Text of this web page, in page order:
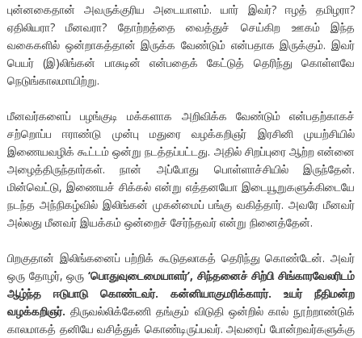
புன்னகைதான் அவருக்குரிய அடையாளம். யார் இவர்? ஈழத் தமிழரா?
ஏதிலியரா? மீனவரா? தோற்றத்தை வைத்துச் செய்கிற ஊகம் இந்த
வகைகளில் ஒன்றாகத்தான் இருக்க வேண்டும் என்பதாக இருக்கும். இவர்
பெயர் (இ)லிங்கன் பாசுடின் என்பதைக் கேட்டுத் தெரிந்து கொள்ளவே
நெடுங்காலமாயிற்று.
மீனவர்களைப் பழங்குடி மக்களாக அறிவிக்க வேண்டும் என்பதற்காகச்
சற்றொப்ப ஈராண்டு முன்பு மதுரை வழக்கறிஞர் இரசினி முயற்சியில்
இணையவழிக் கூட்டம் ஒன்று நடத்தப்பட்டது. அதில் சிறப்புரை ஆற்ற என்னை
அழைத்திருந்தார்கள். நான் அப்போது பொள்ளாச்சியில் இருந்தேன்.
மின்வெட்டு, இணையச் சிக்கல் என்று எத்தனயோ இடையூறுகளுக்கிடையே
நடந்த அந்நிகழ்வில் இலிங்கன் முகன்மைப் பங்கு வகித்தார். அவரே மீனவர்
அல்லது மீனவர் இயக்கம் ஒன்றைச் சேர்ந்தவர் என்று நினைத்தேன்.
பிறகுதான் இலிங்கனைப் பற்றிக் கூடுதலாகத் தெரிந்து கொண்டேன். அவர்
ஒரு தோழர், ஒரு ‘பொதுவுடைமையாளர்’, சிந்தனைச் சிற்பி சிங்காரவேலரிடம்
ஆழ்ந்த ஈடுபாடு கொண்டவர். கன்னியாகுமரிக்காரர். உயர் நீதிமன்ற
வழக்கறிஞர்.திருவல்லிக்கேணி தங்கும் விடுதி ஒன்றில் கால் நூற்றாண்டுக்
காலமாகத் தனியே வசித்துக் கொண்டிருப்பவர். அவரைப் போன்றவர்களுக்கு